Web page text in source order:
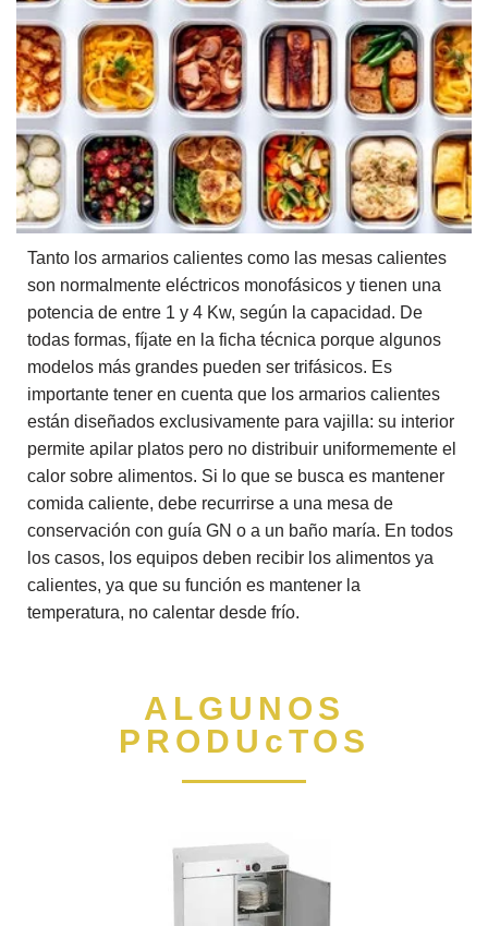
Tanto los armarios calientes como las mesas calientes
son normalmente eléctricos monofásicos y tienen una
potencia de entre 1 y 4 Kw, según la capacidad. De
todas formas, fíjate en la ficha técnica porque algunos
modelos más grandes pueden ser trifásicos. Es
importante tener en cuenta que los armarios calientes
están diseñados exclusivamente para vajilla: su interior
permite apilar platos pero no distribuir uniformemente el
calor sobre alimentos. Si lo que se busca es mantener
comida caliente, debe recurrirse a una mesa de
conservación con guía GN o a un baño maría. En todos
los casos, los equipos deben recibir los alimentos ya
calientes, ya que su función es mantener la
temperatura, no calentar desde frío.
ALGUNOS
PRODUcTOS